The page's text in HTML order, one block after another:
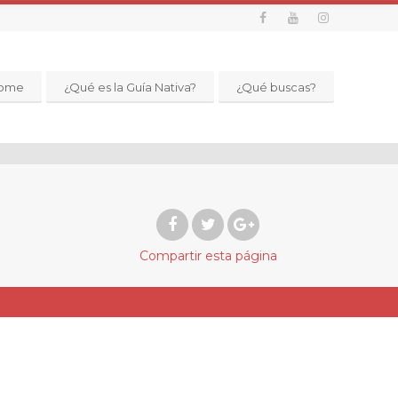
¿Qué es la Guía Nativa? ¿Qué buscas?
Compartir esta página